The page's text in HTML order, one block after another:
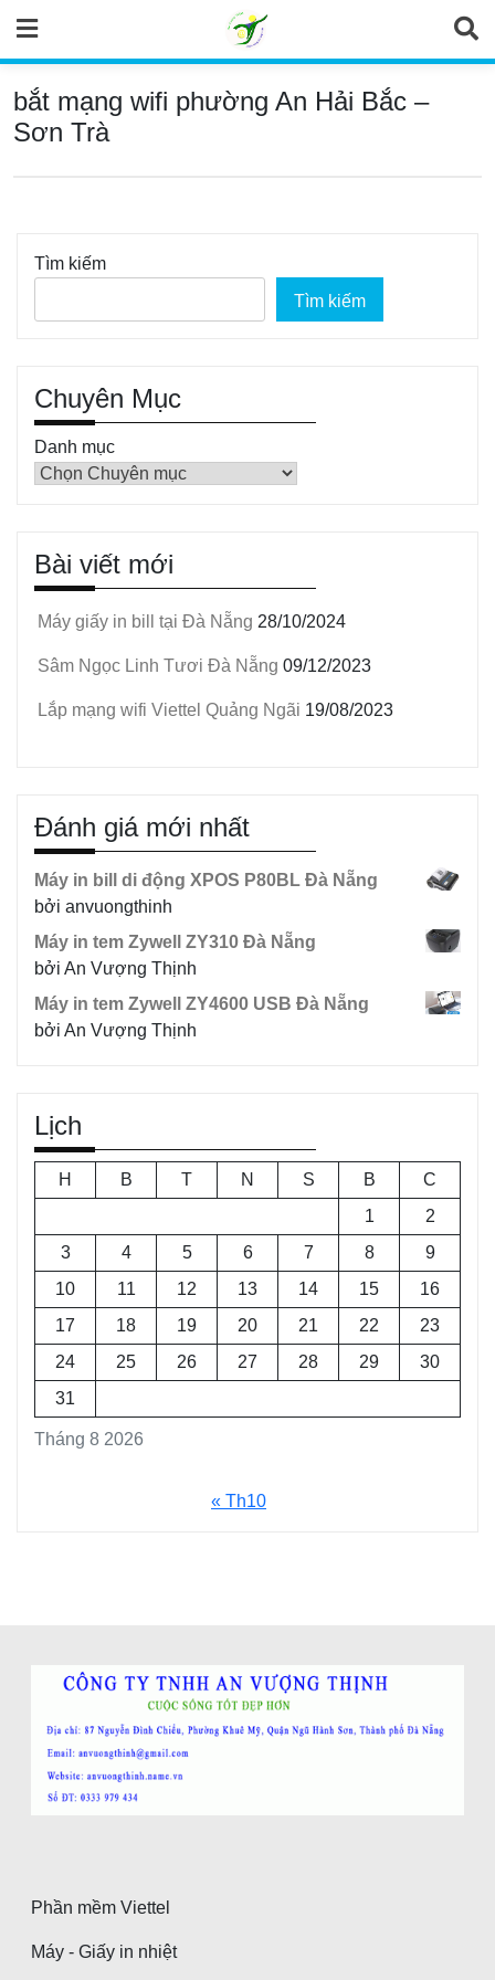
content
bắt mạng wifi phường An Hải Bắc –
Sơn Trà
Tìm kiếm
Tìm kiếm
Chuyên Mục
Danh mục
Bài viết mới
Máy giấy in bill tại Đà Nẵng 28/10/2024
Sâm Ngọc Linh Tươi Đà Nẵng 09/12/2023
Lắp mạng wifi Viettel Quảng Ngãi 19/08/2023
Đánh giá mới nhất
Máy in bill di động XPOS P80BL Đà Nẵng
bởi anvuongthinh
Máy in tem Zywell ZY310 Đà Nẵng
bởi An Vượng Thịnh
Máy in tem Zywell ZY4600 USB Đà Nẵng
bởi An Vượng Thịnh
Lịch
Tháng 8 2026
H B T N S B
C
1
2
3
4 5 6 7 8
9
10
11 12 13 14 15
16
17
18 19 20 21 22
23
24
25 26 27 28 29
30
31
« Th10
Phần mềm Viettel
Máy - Giấy in nhiệt